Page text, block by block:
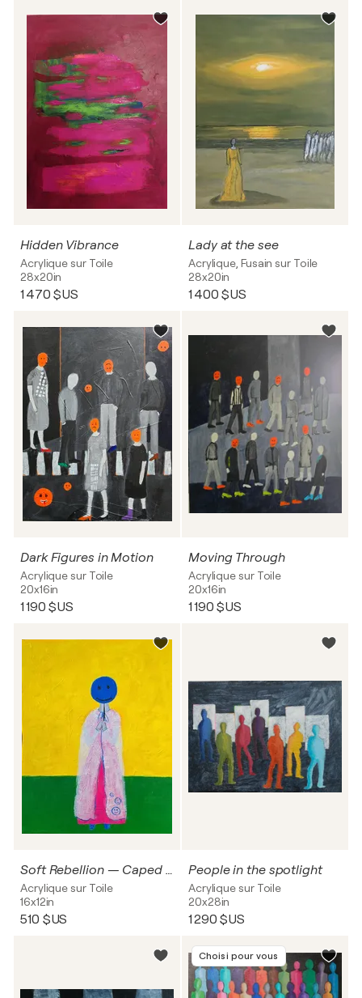
Hidden Vibrance
Acrylique sur Toile
28x20in
1 470 $US
Lady at the see
Acrylique, Fusain sur Toile
28x20in
1 400 $US
Dark Figures in Motion
Acrylique sur Toile
20x16in
1 190 $US
Moving Through
Acrylique sur Toile
20x16in
1 190 $US
Soft Rebellion — Caped & Unstoppable
Acrylique sur Toile
16x12in
510 $US
People in the spotlight
Acrylique sur Toile
20x28in
1 290 $US
Choisi pour vous